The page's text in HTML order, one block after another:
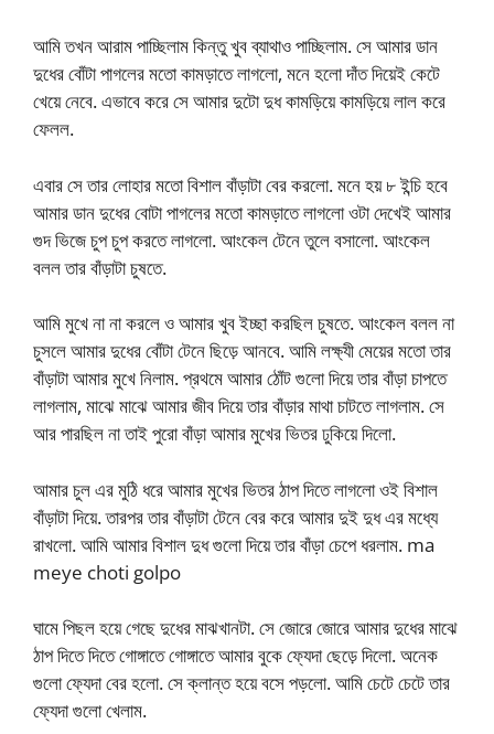
আমি তখন আরাম পাচ্ছিলাম কিন্তু খুব ব্যাথাও পাচ্ছিলাম. সে আমার ডান
দুধের বোঁটা পাগলের মতো কামড়াতে লাগলো, মনে হলো দাঁত দিয়েই কেটে
খেয়ে নেবে. এভাবে করে সে আমার দুটো দুধ কামড়িয়ে কামড়িয়ে লাল করে
ফেলল.
এবার সে তার লোহার মতো বিশাল বাঁড়াটা বের করলো. মনে হয় ৮ ইন্চি হবে
আমার ডান দুধের বোটা পাগলের মতো কামড়াতে লাগলো ওটা দেখেই আমার
গুদ ভিজে চুপ চুপ করতে লাগলো. আংকেল টেনে তুলে বসালো. আংকেল
বলল তার বাঁড়াটা চুষতে.
আমি মুখে না না করলে ও আমার খুব ইচ্ছা করছিল চুষতে. আংকেল বলল না
চুসলে আমার দুধের বোঁটা টেনে ছিড়ে আনবে. আমি লক্ষ্যী মেয়ের মতো তার
বাঁড়াটা আমার মুখে নিলাম. প্রথমে আমার ঠোঁট গুলো দিয়ে তার বাঁড়া চাপতে
লাগলাম, মাঝে মাঝে আমার জীব দিয়ে তার বাঁড়ার মাথা চাটতে লাগলাম. সে
আর পারছিল না তাই পুরো বাঁড়া আমার মুখের ভিতর ঢুকিয়ে দিলো.
আমার চুল এর মুঠি ধরে আমার মুখের ভিতর ঠাপ দিতে লাগলো ওই বিশাল
বাঁড়াটা দিয়ে. তারপর তার বাঁড়াটা টেনে বের করে আমার দুই দুধ এর মধ্যে
রাখলো. আমি আমার বিশাল দুধ গুলো দিয়ে তার বাঁড়া চেপে ধরলাম. ma
meye choti golpo
ঘামে পিছল হয়ে গেছে দুধের মাঝখানটা. সে জোরে জোরে আমার দুধের মাঝে
ঠাপ দিতে দিতে গোঙ্গাতে গোঙ্গাতে আমার বুকে ফ্যেদা ছেড়ে দিলো. অনেক
গুলো ফ্যেদা বের হলো. সে ক্লান্ত হয়ে বসে পড়লো. আমি চেটে চেটে তার
ফ্যেদা গুলো খেলাম.